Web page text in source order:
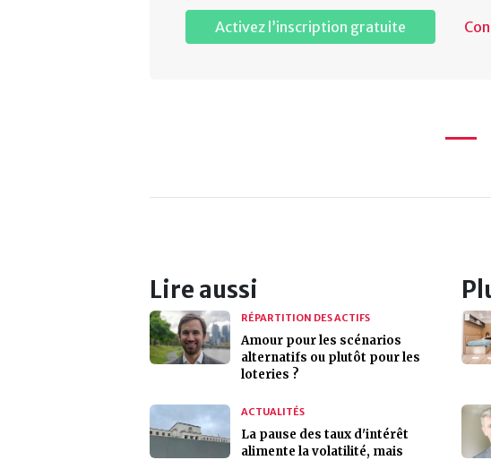
Activez l’inscription gratuite
Lire aussi
RÉPARTITION DES ACTIFS
Amour pour les scénarios
alternatifs ou plutôt pour les
loteries ?
ACTUALITÉS
La pause des taux d'intérêt
alimente la volatilité, mais